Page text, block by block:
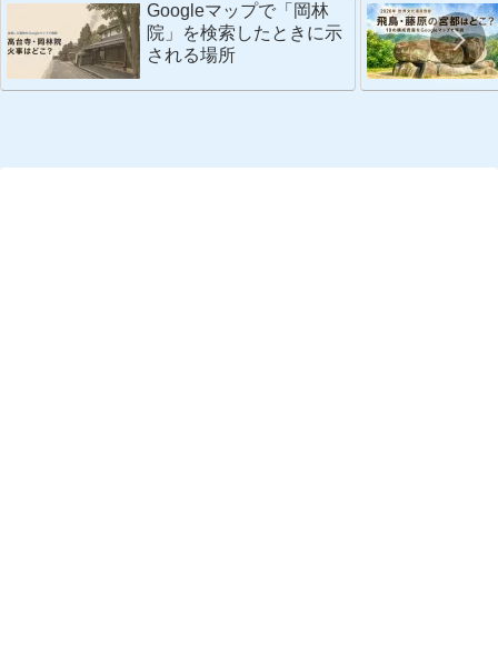
Googleマップで「岡林
院」を検索したときに示
される場所